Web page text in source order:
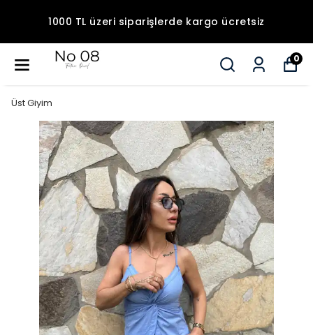
1000 TL üzeri siparişlerde kargo ücretsiz
0
Üst Giyim